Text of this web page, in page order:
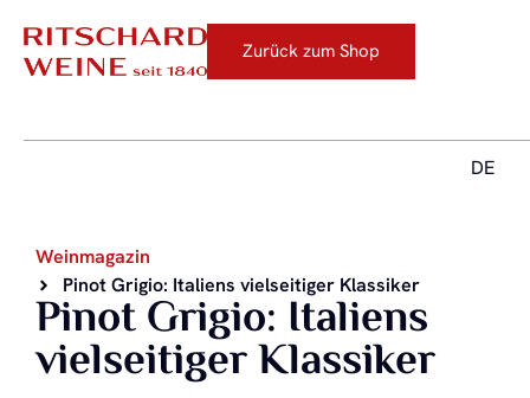
Zurück zum Shop
DE
Weinmagazin
Pinot Grigio: Italiens vielseitiger Klassiker
Pinot Grigio: Italiens
vielseitiger Klassiker